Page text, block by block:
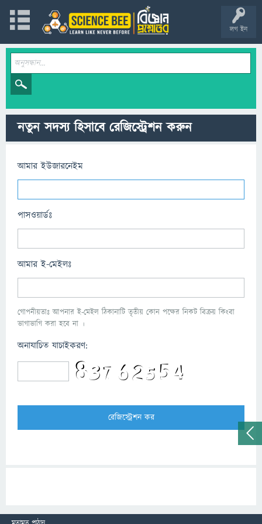
লগ ইন
নতুন সদস্য হিসাবে রেজিস্ট্রেশন করুন
আমার ইউজারনেইম
পাসওয়ার্ডঃ
আমার ই-মেইলঃ
গোপনীয়তাঃ আপনার ই-মেইল ঠিকানাটি তৃতীয় কোন পক্ষের নিকট বিক্রয় কিংবা
ভাগাভাগি করা হবে না ।
অনাযাচিত যাচাইকরণ: